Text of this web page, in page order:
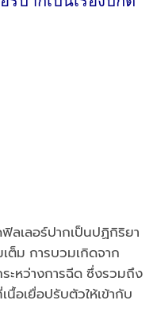
ลเลอร์ปากเป็นปฏิกิริยา
ต็ม การบวมเกิดจาก
ะหว่างการฉีด ซึ่งรวมถึง
นื้อเยื่อปรับตัวให้เข้ากับ